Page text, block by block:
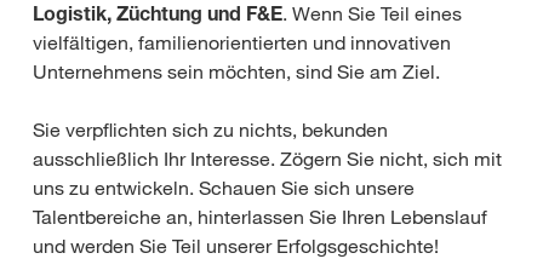
Logistik, Züchtung und F&E. Wenn Sie Teil eines
vielfältigen, familienorientierten und innovativen
Unternehmens sein möchten, sind Sie am Ziel.
Sie verpflichten sich zu nichts, bekunden
ausschließlich Ihr Interesse. Zögern Sie nicht, sich mit
uns zu entwickeln. Schauen Sie sich unsere
Talentbereiche an, hinterlassen Sie Ihren Lebenslauf
und werden Sie Teil unserer Erfolgsgeschichte!